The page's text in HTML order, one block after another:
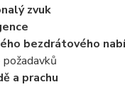
zvuk
bezdrátového
a prachu